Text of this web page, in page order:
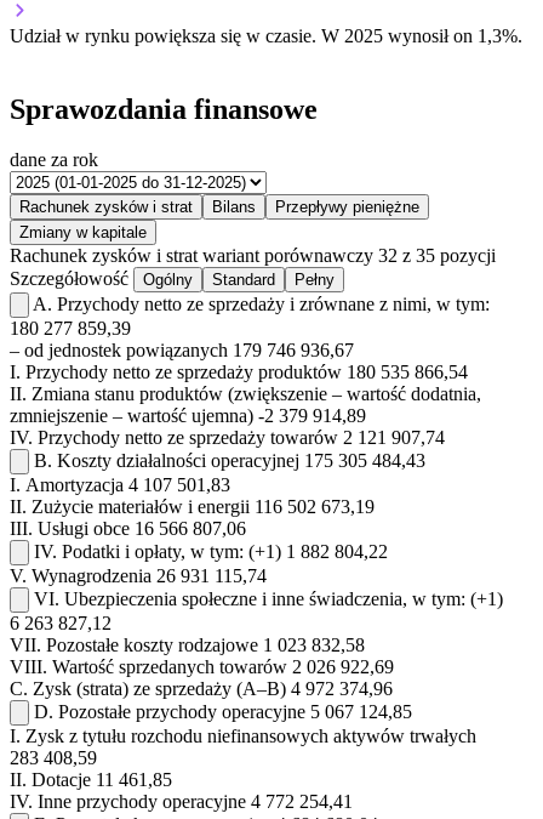
Udział w rynku powiększa się w czasie. W 2025 wynosił on 1,3%.
Sprawozdania finansowe
dane za rok
Rachunek zysków i strat Bilans
Przepływy pieniężne
Zmiany w kapitale
Rachunek zysków i strat wariant porównawczy 32 z 35 pozycji
Szczegółowość
Ogólny Standard Pełny
A. Przychody netto ze sprzedaży i zrównane z nimi, w tym:
180 277 859,39
– od jednostek powiązanych 179 746 936,67
I. Przychody netto ze sprzedaży produktów 180 535 866,54
II. Zmiana stanu produktów (zwiększenie – wartość dodatnia,
zmniejszenie – wartość ujemna) -2 379 914,89
IV. Przychody netto ze sprzedaży towarów 2 121 907,74
B. Koszty działalności operacyjnej 175 305 484,43
I. Amortyzacja 4 107 501,83
II. Zużycie materiałów i energii 116 502 673,19
III. Usługi obce 16 566 807,06
IV. Podatki i opłaty, w tym: (+1) 1 882 804,22
V. Wynagrodzenia 26 931 115,74
VI. Ubezpieczenia społeczne i inne świadczenia, w tym: (+1)
6 263 827,12
VII. Pozostałe koszty rodzajowe 1 023 832,58
VIII. Wartość sprzedanych towarów 2 026 922,69
C. Zysk (strata) ze sprzedaży (A–B) 4 972 374,96
D. Pozostałe przychody operacyjne 5 067 124,85
I. Zysk z tytułu rozchodu niefinansowych aktywów trwałych
283 408,59
II. Dotacje 11 461,85
IV. Inne przychody operacyjne 4 772 254,41